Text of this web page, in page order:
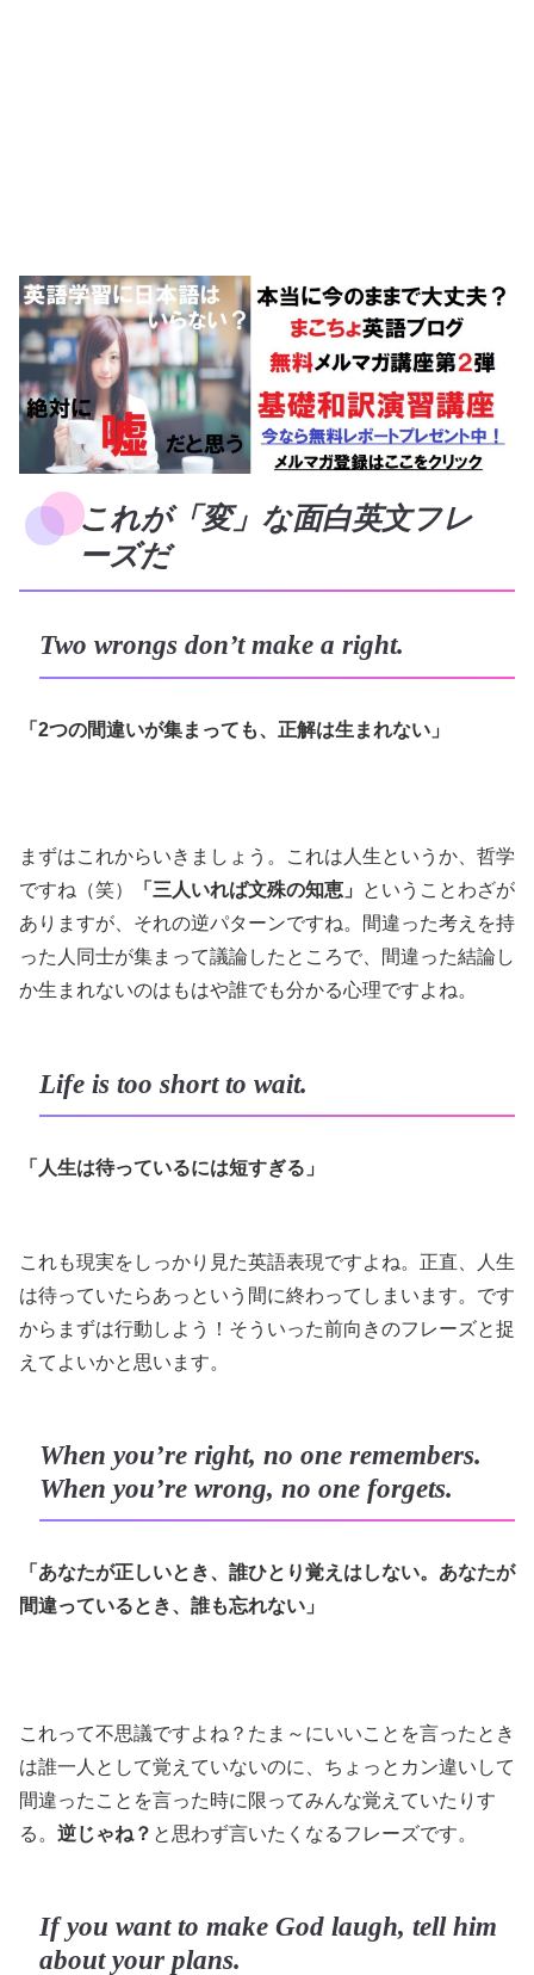
これが「変」な面白英文フレ
ーズだ
Two wrongs don’t make a right.
「2つの間違いが集まっても、正解は生まれない」
まずはこれからいきましょう。これは人生というか、哲学
ですね（笑）
「三人いれば文殊の知恵」
ということわざが
ありますが、それの逆パターンですね。間違った考えを持
った人同士が集まって議論したところで、間違った結論し
か生まれないのはもはや誰でも分かる心理ですよね。
Life is too short to wait.
「人生は待っているには短すぎる」
これも現実をしっかり見た英語表現ですよね。正直、人生
は待っていたらあっという間に終わってしまいます。です
からまずは行動しよう！そういった前向きのフレーズと捉
えてよいかと思います。
When you’re right, no one remembers.
When you’re wrong, no one forgets.
「あなたが正しいとき、誰ひとり覚えはしない。あなたが
間違っているとき、誰も忘れない」
これって不思議ですよね？たま～にいいことを言ったとき
は誰一人として覚えていないのに、ちょっとカン違いして
間違ったことを言った時に限ってみんな覚えていたりす
る。 逆じゃね？ と思わず言いたくなるフレーズです。
If you want to make God laugh, tell him
about your plans.